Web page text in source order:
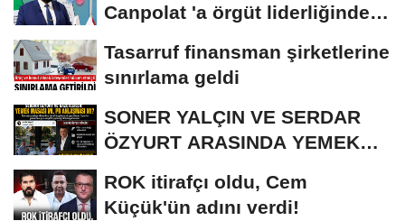
Canpolat 'a örgüt liderliğinden
Tasarruf finansman şirketlerine
sınırlama geldi
SONER YALÇIN VE SERDAR
ÖZYURT ARASINDA YEMEK
ROK itirafçı oldu, Cem
Küçük'ün adını verdi!